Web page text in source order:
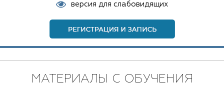
версия для слабовидящих
МАТЕРИАЛЫ С ОБУЧЕНИЯ